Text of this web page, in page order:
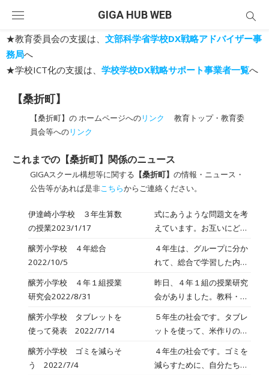
content
GIGA HUB WEB
★教育委員会の支援は、 文部科学省学校DX戦略アドバイザー事
務局へ
★学校ICT化の支援は、 学校学校DX戦略サポート事業者一覧へ
【桑折町】
【桑折町】の ホームページへのリンク
教育トップ・教育委
員会等へのリンク
これまでの【桑折町】関係のニュース
GIGAスクール構想等に関する 【桑折町】 の情報・ニュース・
公告等があれば是非こちらからご連絡ください。
伊達崎小学校 ３年生算数
の授業2023/1/17
式にあうような問題文を考
えています。お互いにどん
ようにロイロノートを使っ
ています。
醸芳小学校 ４年総合
2022/10/5
４年生は、グループに分か
れて、総合で学習した内容
表する練習をしていまし
た。これは、学習発表会で
行うものなのかな？提示す
る資料など準備しているよ
うです。いい発表ができる
といいですね。
醸芳小学校 ４年１組授業
研究会2022/8/31
昨日、４年１組の授業研究
会がありました。教科・単
じ国語科「よりよい対話の
仕方を考えよう」です。姉
と弟の役となってロールプ
レイを行い、その様子をタ
醸芳小学校 タブレットを
使って発表 2022/7/14
５年生の社会です。タブレ
ットを使って、米作りの一
むうむ、なるほど。農家の
人たちは、大変な仕事を一
醸芳小学校 ゴミを減らそ
う 2022/7/4
４年生の社会です。ゴミを
減らすために、自分たちに